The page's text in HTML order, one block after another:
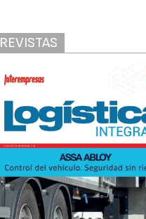
REVISTAS